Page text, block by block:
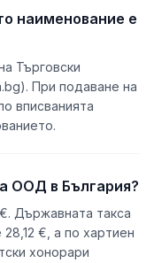
наименование е
Търговски
При подаване на
вписванията
ООД в България?
Държавната такса
€, а по хартиен
хонорари